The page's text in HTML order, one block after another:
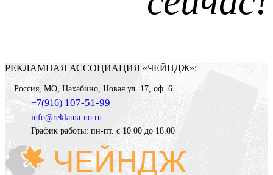
РЕКЛАМНАЯ АССОЦИАЦИЯ «ЧЕЙНДЖ»:
Россия, МО, Нахабино Новая ул. 17, оф. 6
+7(916) 107-51-99
info@reklama-no.ru
График работы: пн-пт. с 10.00 до 18.00